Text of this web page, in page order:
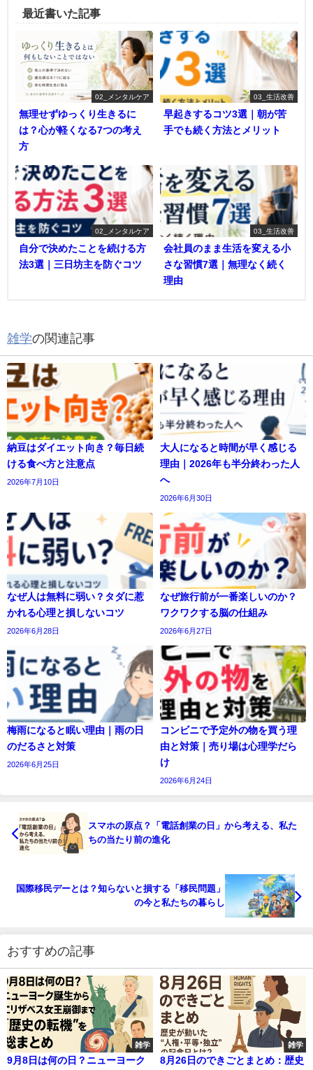
最近書いた記事
02_メンタルケア
無理せずゆっくり生きるに
は？心が軽くなる7つの考え
方
03_生活改善
早起きするコツ3選｜朝が苦
手でも続く方法とメリット
02_メンタルケア
自分で決めたことを続ける方
法3選｜三日坊主を防ぐコツ
03_生活改善
会社員のまま生活を変える小
さな習慣7選｜無理なく続く
理由
雑学の関連記事
納豆はダイエット向き？毎日続
ける食べ方と注意点
2026年7月10日
大人になると時間が早く感じる
理由｜2026年も半分終わった人
へ
2026年6月30日
なぜ人は無料に弱い？タダに惹
かれる心理と損しないコツ
2026年6月28日
なぜ旅行前が一番楽しいのか？
ワクワクする脳の仕組み
2026年6月27日
梅雨になると眠い理由｜雨の日
のだるさと対策
2026年6月25日
コンビニで予定外の物を買う理
由と対策｜売り場は心理学だら
け
2026年6月24日
スマホの原点？「電話創業の日」から考える、私た
ちの当たり前の進化
国際移民デーとは？知らないと損する「移民問題」
の今と私たちの暮らし
おすすめの記事
雑学
9月8日は何の日？ニューヨーク
雑学
8月26日のできごとまとめ：歴史